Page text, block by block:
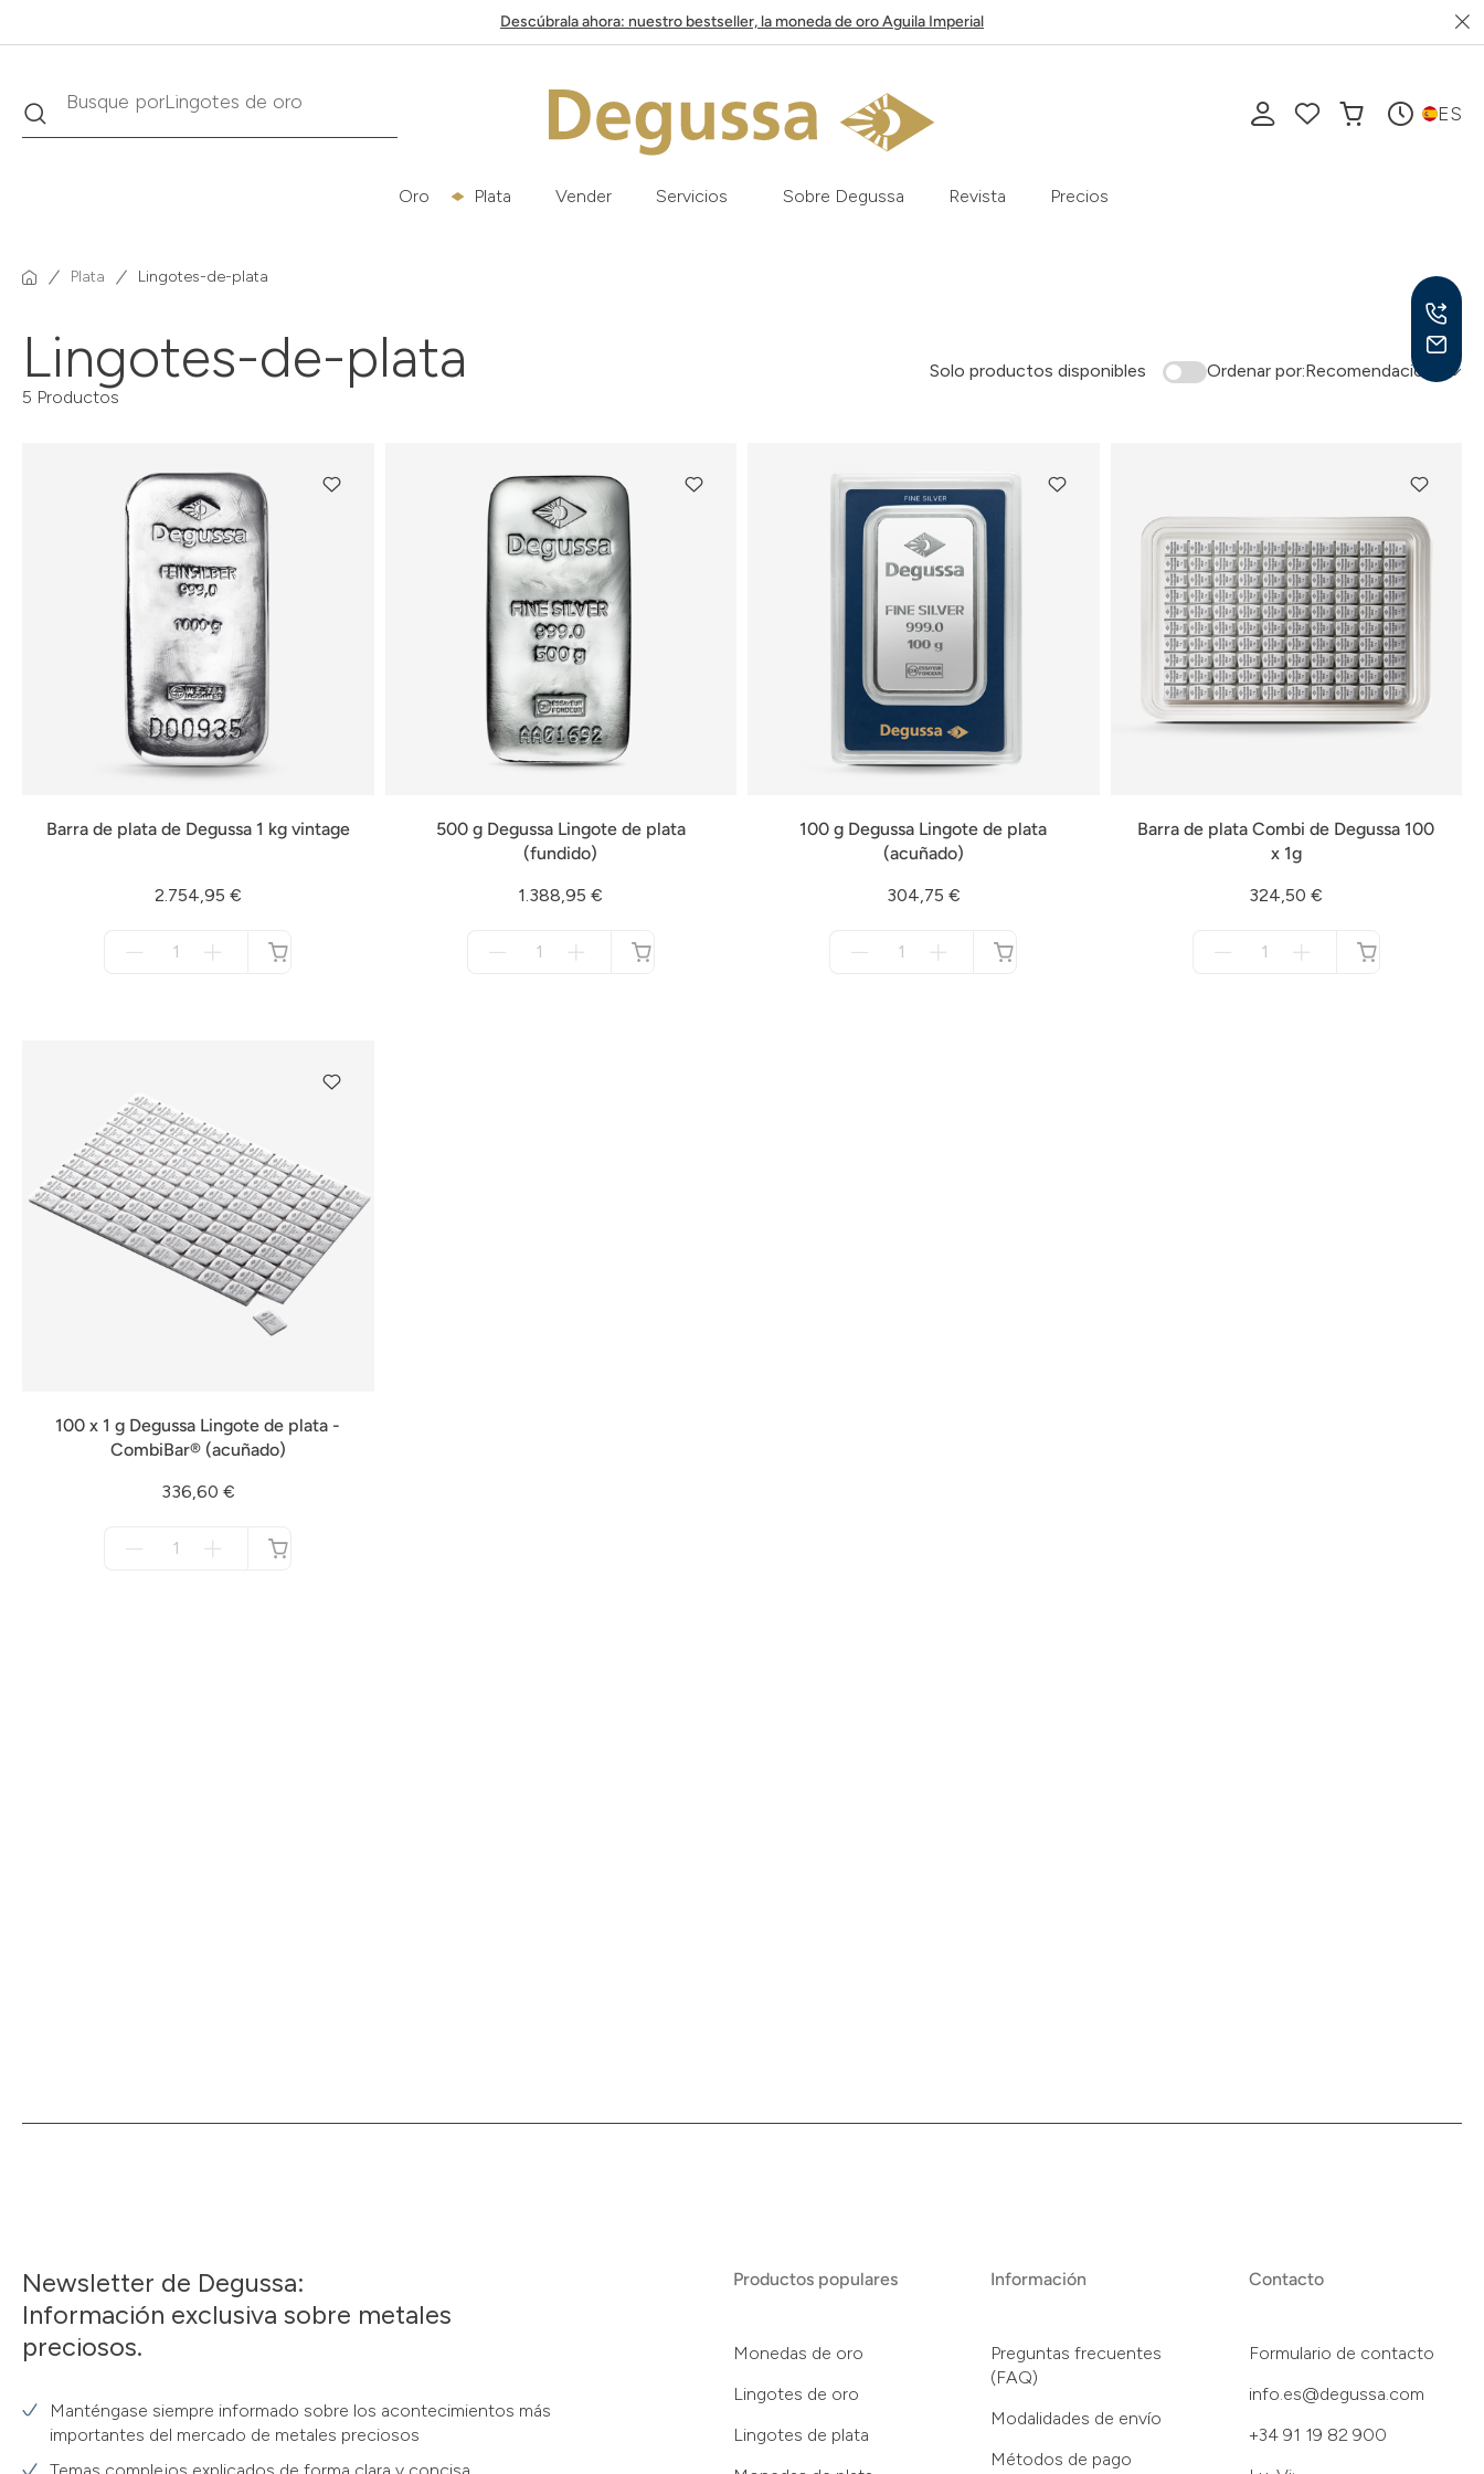
Descúbrala ahora: nuestro bestseller, la moneda de oro Aguila Imperial
BuscarBusque por
Krugerrand
ES
Oro Plata Vender Servicios Sobre Degussa Revista Precios
Plata Lingotes-de-plata
Lingotes-de-plata
5 Productos
Solo productos disponibles Ordenar por:Recomendación
Barra de plata de Degussa 1 kg vintage
2.754,95 €
500 g Degussa Lingote de plata
(fundido)
1.388,95 €
100 g Degussa Lingote de plata
(acuñado)
304,75 €
Barra de plata Combi de Degussa 100
x 1g
324,50 €
100 x 1 g Degussa Lingote de plata -
CombiBar® (acuñado)
336,60 €
Newsletter de Degussa:
Información exclusiva sobre metales
preciosos.
Manténgase siempre informado sobre los acontecimientos más
importantes del mercado de metales preciosos
Productos populares
Monedas de oro
Lingotes de oro
Lingotes de plata
Información
Preguntas frecuentes
(FAQ)
Modalidades de envío
Métodos de pago
Contacto
Formulario de contacto
info.es@degussa.com
+34 91 19 82 900